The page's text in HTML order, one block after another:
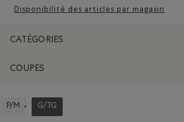
Disponibilité des articles par magasin
CATÉGORIES
COUPES
P/M
CLASSER SELON COUPES : P/M
G/TG